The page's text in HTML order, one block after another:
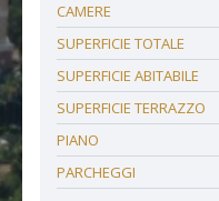
CAMERE
SUPERFICIE TOTALE
SUPERFICIE ABITABILE
SUPERFICIE TERRAZZO
PIANO
PARCHEGGI